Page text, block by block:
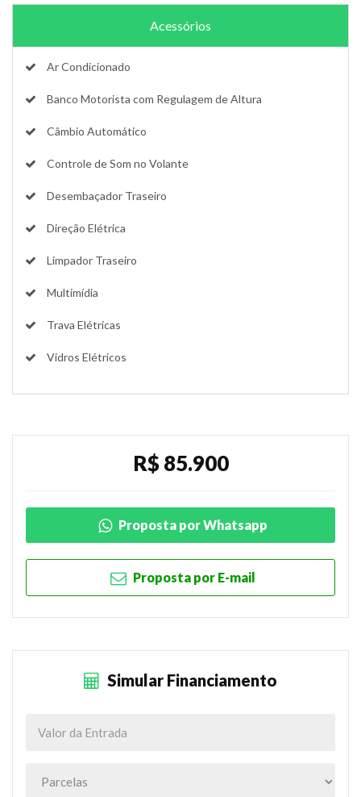
Acessórios
Ar Condicionado
Banco Motorista com Regulagem de Altura
Câmbio Automático
Controle de Som no Volante
Desembaçador Traseiro
Direção Elétrica
Limpador Traseiro
Multimídia
Trava Elétricas
Vidros Elétricos
R$ 85.900
Proposta por Whatsapp
Proposta por E-mail
Simular Financiamento